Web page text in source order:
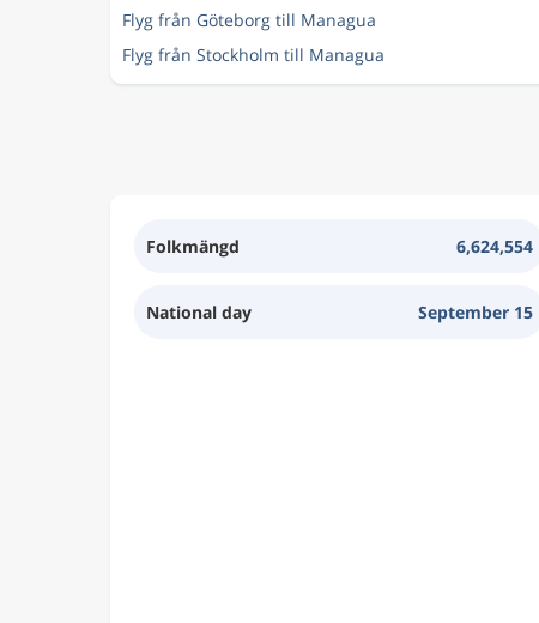
Flyg från Göteborg till Managua
Flyg från Stockholm till Managua
Folkmängd 6,624,554
National day September 15